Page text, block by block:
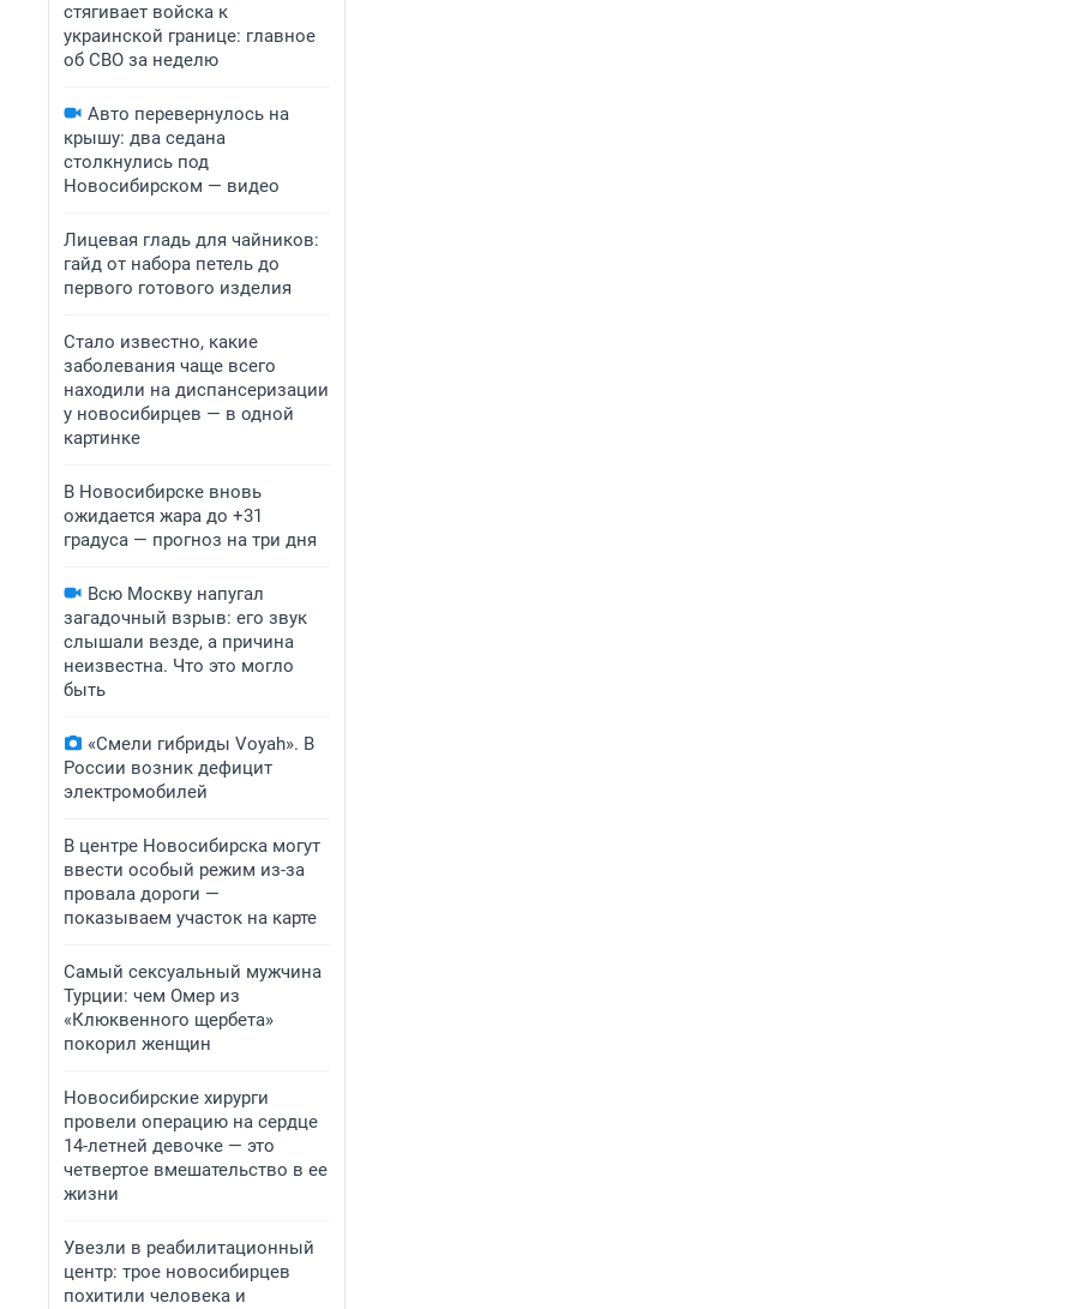
стягивает войска к
украинской границе: главное
об СВО за неделю
Авто перевернулось на
крышу: два седана
столкнулись под
Новосибирском — видео
Лицевая гладь для чайников:
гайд от набора петель до
первого готового изделия
Стало известно, какие
заболевания чаще всего
находили на диспансеризации
у новосибирцев — в одной
картинке
В Новосибирске вновь
ожидается жара до +31
градуса — прогноз на три дня
Всю Москву напугал
загадочный взрыв: его звук
слышали везде, а причина
неизвестна. Что это могло
быть
«Смели гибриды Voyah». В
России возник дефицит
электромобилей
В центре Новосибирска могут
ввести особый режим из-за
провала дороги —
показываем участок на карте
Самый сексуальный мужчина
Турции: чем Омер из
«Клюквенного щербета»
покорил женщин
Новосибирские хирурги
провели операцию на сердце
14-летней девочке — это
четвертое вмешательство в ее
жизни
Увезли в реабилитационный
центр: трое новосибирцев
похитили человека и